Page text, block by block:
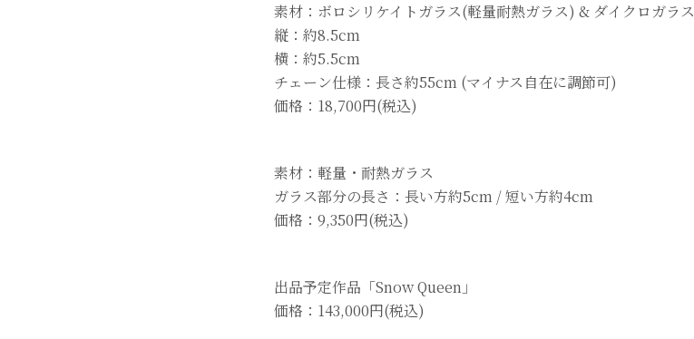
素材：ボロシリケイトガラス(軽量耐熱ガラス) & ダイクロガラス
縦：約8.5cm
横：約5.5cm
チェーン仕様：長さ約55cm (マイナス自在に調節可)
価格：18,700円(税込)
素材：軽量・耐熱ガラス
ガラス部分の長さ：長い方約5cm / 短い方約4cm
価格：9,350円(税込)
出品予定作品「Snow Queen」
価格：143,000円(税込)